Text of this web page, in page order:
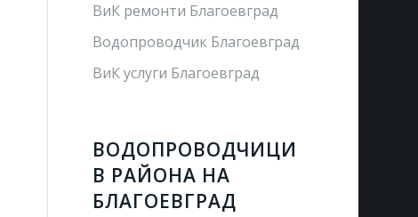
ВиК ремонти Благоевград
Водопроводчик Благоевград
ВиК услуги Благоевград
ВОДОПРОВОДЧИЦИ
В РАЙОНА НА
БЛАГОЕВГРАД